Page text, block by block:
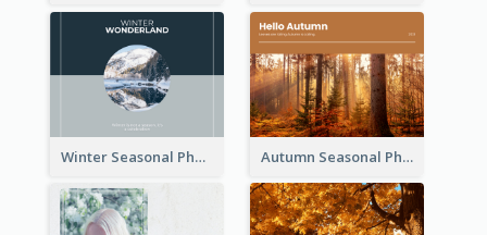
Winter Seasonal Photo Book Autumn Seasonal Photo Book